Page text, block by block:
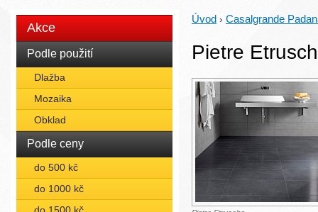
Akce
Podle použití
Dlažba
Mozaika
Obklad
Podle ceny
do 500 kč
do 1000 kč
Úvod › Casalgrande
Pietre